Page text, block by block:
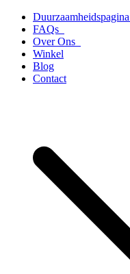
naar
inhoud
Duurzaamheidspagina
FAQs
Over Ons
Winkel
Blog
Contact